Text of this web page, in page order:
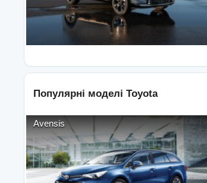
Популярні моделі Toyota
Avensis